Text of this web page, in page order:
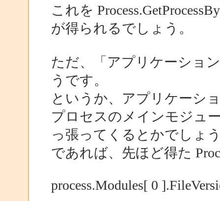
これを
が得られるでしょう。
ただ、「アプリケーショ
うです。
というか、アプリケーシ
プロセスのメインモジュ
っ張ってくるとかでしょ
であれば、先ほど得た
process.Modules[ 0